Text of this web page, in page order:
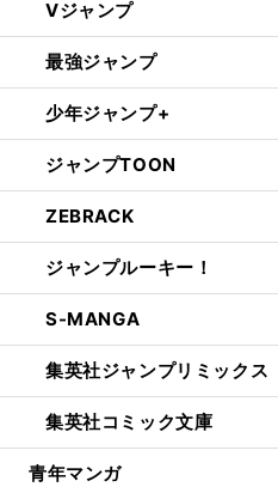
Vジャンプ
最強ジャンプ
少年ジャンプ+
ジャンプTOON
ZEBRACK
ジャンプルーキー！
S-MANGA
集英社ジャンプリミックス
集英社コミック文庫
青年マンガ